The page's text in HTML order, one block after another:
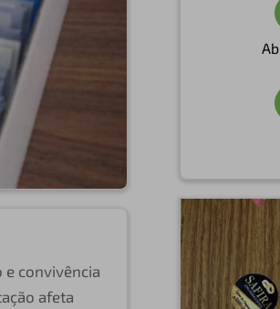
convivência
afeta